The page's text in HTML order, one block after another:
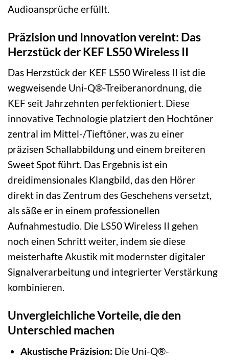
Audioansprüche erfüllt.
Präzision und Innovation vereint: Das
Herzstück der KEF LS50 Wireless II
Das Herzstück der KEF LS50 Wireless II ist die
wegweisende Uni-Q®-Treiberanordnung, die
KEF seit Jahrzehnten perfektioniert. Diese
innovative Technologie platziert den Hochtöner
zentral im Mittel-/Tieftöner, was zu einer
präzisen Schallabbildung und einem breiteren
Sweet Spot führt. Das Ergebnis ist ein
dreidimensionales Klangbild, das den Hörer
direkt in das Zentrum des Geschehens versetzt,
als säße er in einem professionellen
Aufnahmestudio. Die LS50 Wireless II gehen
noch einen Schritt weiter, indem sie diese
meisterhafte Akustik mit modernster digitaler
Signalverarbeitung und integrierter Verstärkung
kombinieren.
Unvergleichliche Vorteile, die den
Unterschied machen
Akustische Präzision: Die Uni-Q®-